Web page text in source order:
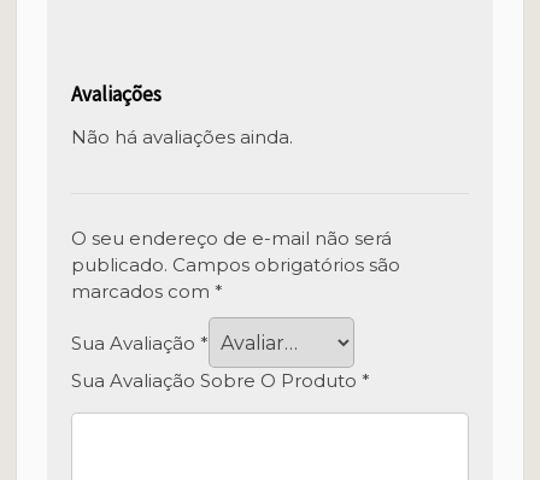
Avaliações
Não há avaliações ainda.
O seu endereço de e-mail não será
publicado. Campos obrigatórios são
marcados com *
Sua Avaliação *
Sua Avaliação Sobre O Produto *